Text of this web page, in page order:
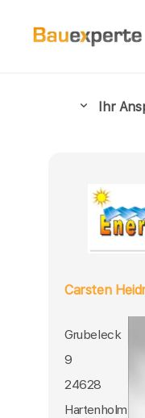
Ihr
Carsten
Grubeleck
9
24628
Hartenholm